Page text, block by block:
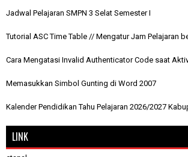
Jadwal Pelajaran SMPN 3 Selat Semester I
Tutorial ASC Time Table // Mengatur Jam Pelajaran
Cara Mengatasi Invalid Authenticator Code saat
Memasukkan Simbol Gunting di Word 2007
Kalender Pendidikan Tahu Pelajaran 2026/2027
LINK